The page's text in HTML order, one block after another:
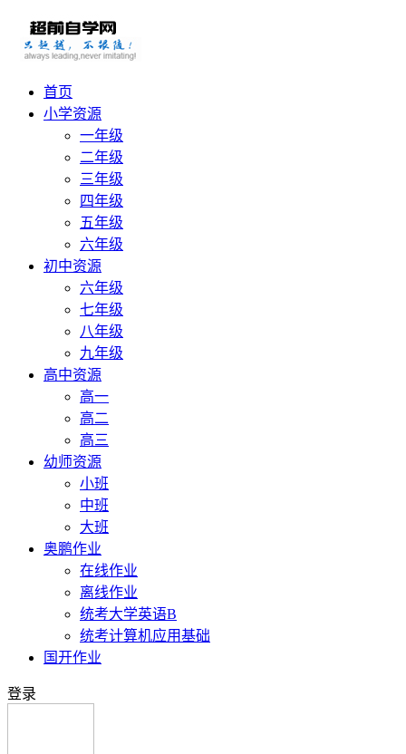
首页
小学资源
一年级
二年级
三年级
四年级
五年级
六年级
初中资源
六年级
七年级
八年级
九年级
高中资源
高一
高二
高三
幼师资源
小班
中班
大班
奥鹏作业
在线作业
离线作业
统考大学英语B
统考计算机应用基础
国开作业
登录